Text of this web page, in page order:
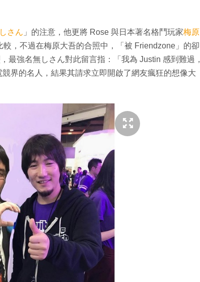
さん 」的注意，他更將 Rose 與日本著名格鬥玩家梅原
較，不過在梅原大吾的合照中，「被 Friendzone」的卻
最強名無しさん對此留言指：「我為 Justin 感到難過，
界的名人，結果其請求立即開啟了網友瘋狂的想像大